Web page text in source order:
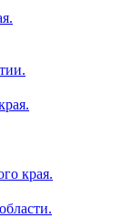
края.